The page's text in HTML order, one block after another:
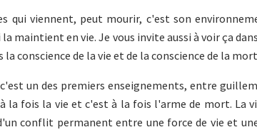
qui viennent, peut mourir, c'est son
en vie. Je vous invite aussi à voir ça
conscience de la vie et de la conscience de la
un des premiers enseignements, entre
la fois la vie et c'est à la fois l'arme de mort. La
conflit permanent entre une force de vie et